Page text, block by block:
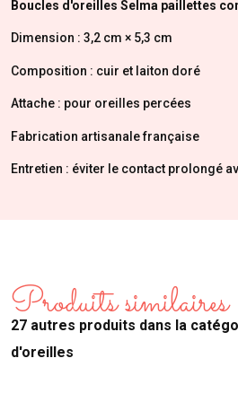
Boucles d'oreilles Selma paillettes
Dimension : 3,2 cm × 5,3 cm
Composition : cuir et laiton doré
Attache : pour oreilles percées
Fabrication artisanale française
Entretien : éviter le contact prolongé
Produits similaires
27 autres produits dans la
d'oreilles